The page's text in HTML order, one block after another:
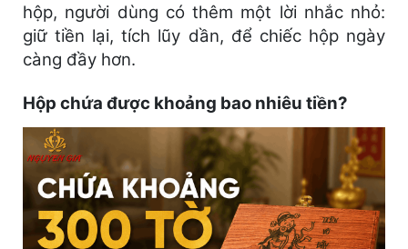
hộp, người dùng có thêm một lời nhắc nhỏ:
giữ tiền lại, tích lũy dần, để chiếc hộp ngày
càng đầy hơn.
Hộp chứa được khoảng bao nhiêu tiền?